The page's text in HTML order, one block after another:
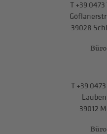
T+39 0473
39028
T+39 0473
39012